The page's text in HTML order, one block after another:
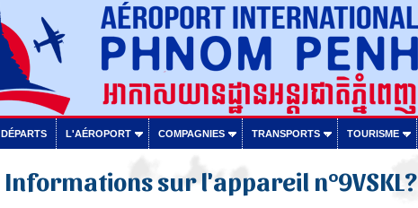
DÉPARTS L'AÉROPORT COMPAGNIES TRANSPORTS TOURISME
Informations sur l'appareil n°9VSKL?